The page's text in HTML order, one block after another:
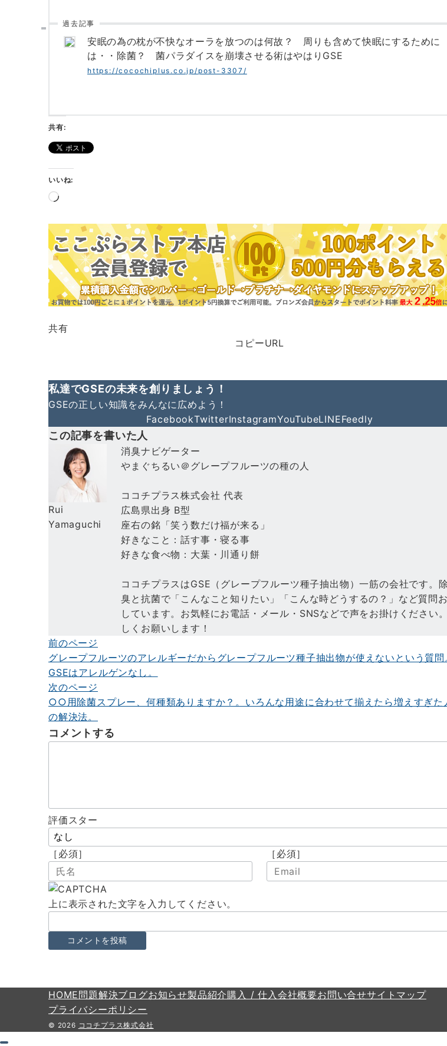
過去記事
安眠の為の枕が不快なオーラを放つのは何故？ 周りも含めて快眠にするために
は・・除菌？ 菌パラダイスを崩壊させる術はやはりGSE
https://cocochiplus.co.jp/post-3307/
共有:
いいね:
読
込
み
中…
共有
コピーURL
私達でGSEの未来を創りましょう！
GSEの正しい知識をみんなに広めよう！
FacebookTwitterInstagramYouTubeLINEFeedly
この記事を書いた人
Rui
Yamaguchi
消臭ナビゲーター
やまぐちるい＠グレープフルーツの種の人
ココチプラス株式会社 代表
広島県出身 B型
座右の銘「笑う数だけ福が来る」
好きなこと：話す事・寝る事
好きな食べ物：大葉・川通り餅
ココチプラスはGSE（グレープフルーツ種子抽出物）一筋の会社です。
臭と抗菌で「こんなこと知りたい」「こんな時どうするの？」など質問
しています。お気軽にお電話・メール・SNSなどで声をお掛けください
しくお願いします！
投
稿
ナ
ビ
ゲ
ー
ン
前のページ
グレープフルーツのアレルギーだからグレープフルーツ種子抽出物が使えないという質問
GSEはアレルゲンなし。
次のページ
○○用除菌スプレー、何種類ありますか？。いろんな用途に合わせて揃えたら増えすぎた
の解決法。
コメントする
評価スター
［必須］ ［必須］
上に表示された文字を入力してください。
HOME問題解決ブログお知らせ製品紹介購入 / 仕入会社概要お問い合せサイトマップ
プライバシーポリシー
© 2026 ココチプラス株式会社